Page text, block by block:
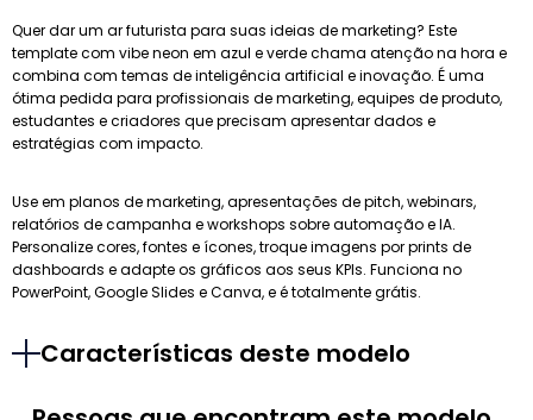
Quer dar um ar futurista para suas ideias de marketing? Este
template com vibe neon em azul e verde chama atenção na hora e
combina com temas de inteligência artificial e inovação. É uma
ótima pedida para profissionais de marketing, equipes de produto,
estudantes e criadores que precisam apresentar dados e
estratégias com impacto.
Use em planos de marketing, apresentações de pitch, webinars,
relatórios de campanha e workshops sobre automação e IA.
Personalize cores, fontes e ícones, troque imagens por prints de
dashboards e adapte os gráficos aos seus KPIs. Funciona no
PowerPoint, Google Slides e Canva, e é totalmente grátis.
Características deste modelo